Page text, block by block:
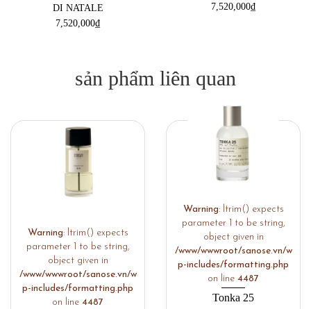
DI NATALE
7,520,000₫
7,520,000₫
sản phẩm liên quan
Warning: ltrim() expects
parameter 1 to be string,
object given in
/www/wwwroot/sanose.vn/w
p-includes/formatting.php
on line 4487
Warning: ltrim() expects
parameter 1 to be string,
object given in
/www/wwwroot/sanose.vn/w
p-includes/formatting.php
on line 4487
Tonka 25